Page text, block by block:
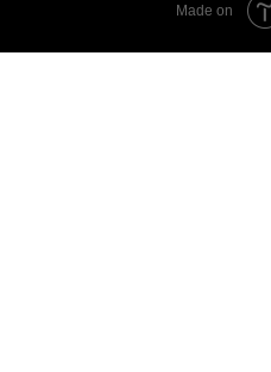
Made on